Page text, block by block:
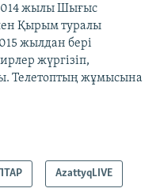
жылы Шығыс
Қырым туралы
жылдан бері
жүргізіп,
Телетоптың жұмысына
AzattyqLIVE